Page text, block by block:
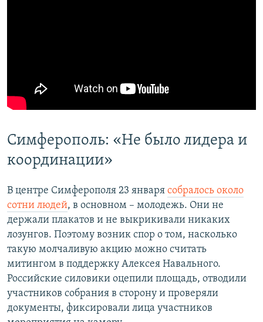
Симферополь: «Не было лидера и
координации»
В центре Симферополя 23 января собралось около
сотни людей, в основном – молодежь. Они не
держали плакатов и не выкрикивали никаких
лозунгов. Поэтому возник спор о том, насколько
такую молчаливую акцию можно считать
митингом в поддержку Алексея Навального.
Российские силовики оцепили площадь, отводили
участников собрания в сторону и проверяли
документы, фиксировали лица участников